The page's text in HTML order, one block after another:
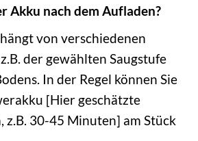
Akku nach dem Aufladen?
von verschiedenen
der gewählten Saugstufe
In der Regel können Sie
[Hier geschätzte
z.B. 30-45 Minuten] am Stück